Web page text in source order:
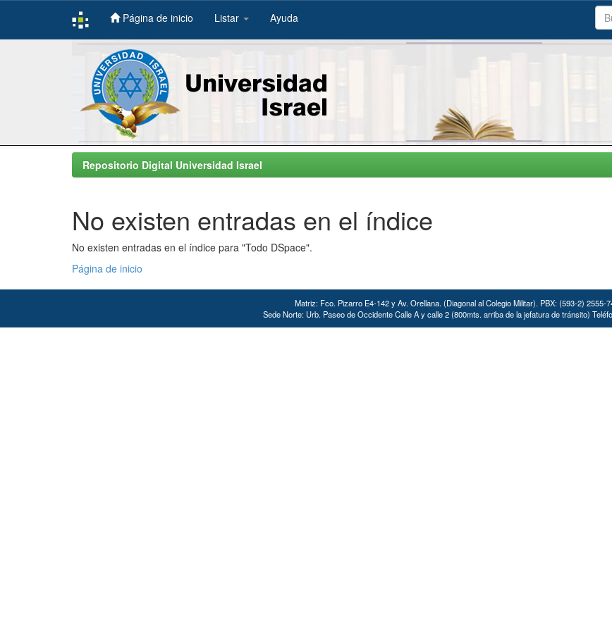
Skip
Página de inicio Listar Ayuda
Repositorio Digital Universidad Israel
No existen entradas en el índice
No existen entradas en el índice para "Todo DSpace".
Página de inicio
Matriz: Fco. Pizarro E4-142 y Av. Orellana. (Diagonal al Colegio Militar). PBX: (593-2) 2555-
Sede Norte: Urb. Paseo de Occidente Calle A y calle 2 (800mts. arriba de la jefatura de tránsito)